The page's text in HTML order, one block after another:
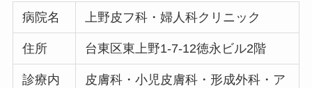
病院名 上野皮フ科・婦人科クリニック
住所 台東区東上野1-7-12徳永ビル2階
診療内
皮膚科・小児皮膚科・形成外科・ア